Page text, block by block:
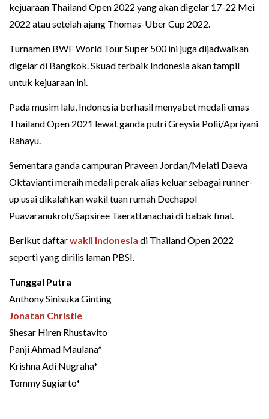
kejuaraan Thailand Open 2022 yang akan digelar 17-22 Mei
2022 atau setelah ajang Thomas-Uber Cup 2022.
Turnamen BWF World Tour Super 500 ini juga dijadwalkan
digelar di Bangkok. Skuad terbaik Indonesia akan tampil
untuk kejuaraan ini.
Pada musim lalu, Indonesia berhasil menyabet medali emas
Thailand Open 2021 lewat ganda putri Greysia Polii/Apriyani
Rahayu.
Sementara ganda campuran Praveen Jordan/Melati Daeva
Oktavianti meraih medali perak alias keluar sebagai runner-
up usai dikalahkan wakil tuan rumah Dechapol
Puavaranukroh/Sapsiree Taerattanachai di babak final.
Berikut daftarwakil Indonesia di Thailand Open 2022
seperti yang dirilis laman PBSI.
Tunggal Putra
Anthony Sinisuka Ginting
Jonatan Christie
Shesar Hiren Rhustavito
Panji Ahmad Maulana*
Krishna Adi Nugraha*
Tommy Sugiarto*